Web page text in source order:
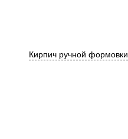
Кирпич ручной формовки